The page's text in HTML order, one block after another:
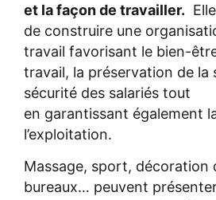
et la façon de travailler.
de construire une
travail favorisant le bien-
travail, la préservation de la
sécurité des salariés tout
en garantissant également
l’exploitation.
Massage, sport, décoration
bureaux… peuvent